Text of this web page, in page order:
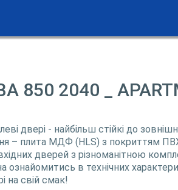
2040 _
двері - найбільш стійкі до
– плита МДФ (HLS) з покриттям
дверей з різноманітною
в технічних
на свій смак!